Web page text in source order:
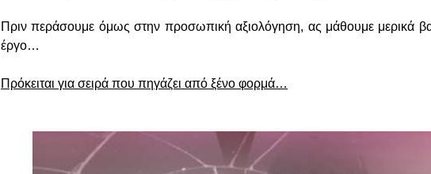
Πριν περάσουμε όμως στην προσωπική αξιολόγηση, ας μάθουμε μερικά
έργο…
Πρόκειται για σειρά που πηγάζει από ξένο φορμά…